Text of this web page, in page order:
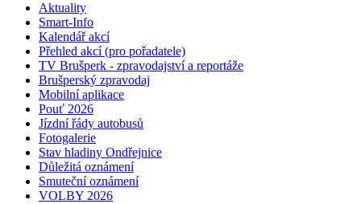
Aktuality
Smart-Info
Kalendář akcí
Přehled akcí (pro pořadatele)
TV Brušperk - zpravodajství a reportáže
Brušperský zpravodaj
Mobilní aplikace
Pouť 2026
Jízdní řády autobusů
Fotogalerie
Stav hladiny Ondřejnice
Důležitá oznámení
Smuteční oznámení
VOLBY 2026